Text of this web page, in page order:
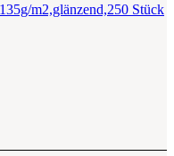
m2,glänzend,250 Stück